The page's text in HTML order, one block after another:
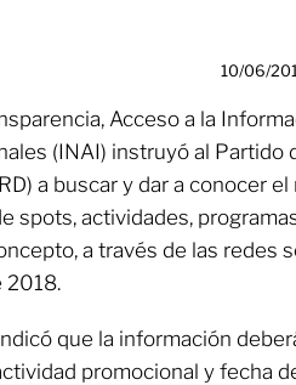
10/06/
Acceso a la
(INAI) instruyó al Partido
a buscar y dar a conocer
spots, actividades,
a través de las redes
2018.
que la información
promocional y fecha